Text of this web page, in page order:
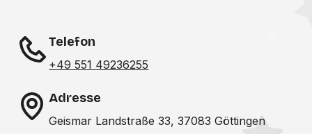
Telefon
+49 551 49236255
Adresse
Geismar Landstraße 33, 37083 Göttingen